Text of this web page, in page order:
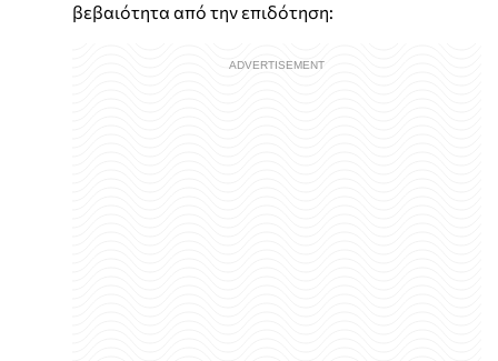
βεβαιότητα από την επιδότηση: